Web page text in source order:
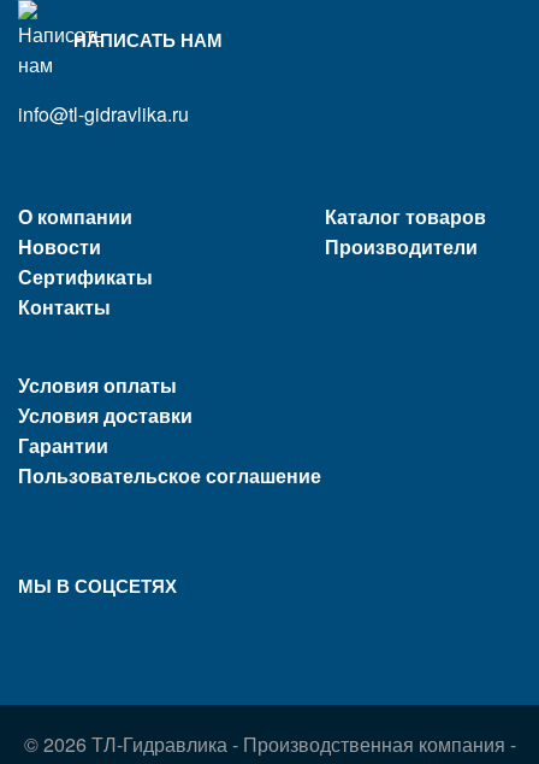
НАПИСАТЬ НАМ
info@tl-gidravlika.ru
О компании
Новости
Сертификаты
Контакты
Условия оплаты
Условия доставки
Гарантии
Пользовательское соглашение
Каталог товаров
Производители
МЫ В СОЦСЕТЯХ
© 2026 ТЛ-Гидравлика - Производственная компания -